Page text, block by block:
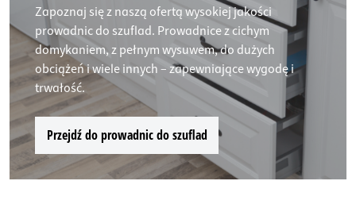
Zapoznaj się z naszą ofertą wysokiej jakości
prowadnic do szuflad. Prowadnice z cichym
domykaniem, z pełnym wysuwem, do dużych
obciążeń i wiele innych – zapewniające wygodę i
trwałość.
Przejdź do prowadnic do szuflad